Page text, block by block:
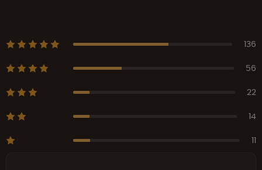
136
56
22
14
11